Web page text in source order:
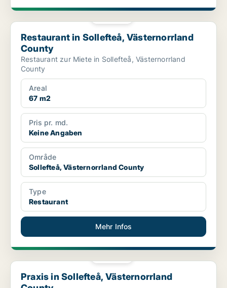
Restaurant in Sollefteå, Västernorrland County
Restaurant in Sollefteå, Västernorrland
County
Restaurant zur Miete in Sollefteå, Västernorrland
County
Areal
67 m2
Pris pr. md.
Keine Angaben
Område
Sollefteå, Västernorrland County
Type
Restaurant
Mehr Infos
Praxis in Sollefteå, Västernorrland County
Praxis in Sollefteå, Västernorrland